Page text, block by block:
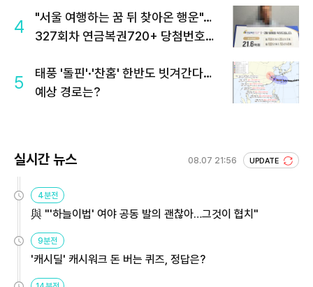
4
"서울 여행하는 꿈 뒤 찾아온 행운"…
327회차 연금복권720+ 당첨번호조
5
태풍 '돌핀'·'찬홈' 한반도 빗겨간다…
예상 경로는?
실시간 뉴스 08.07 21:56 UPDATE
4분전
與 "'하늘이법' 여야 공동 발의 괜찮아…그것이 협치"
9분전
'캐시딜' 캐시워크 돈 버는 퀴즈, 정답은?